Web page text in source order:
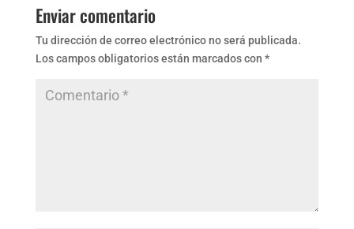
Enviar comentario
Tu dirección de correo electrónico no será publicada.
Los campos obligatorios están marcados con *